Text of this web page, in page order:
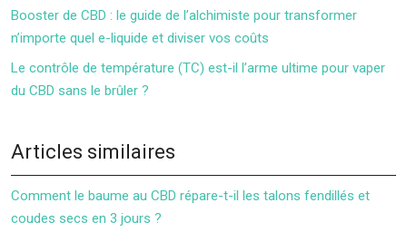
Booster de CBD : le guide de l’alchimiste pour transformer
n’importe quel e-liquide et diviser vos coûts
Le contrôle de température (TC) est-il l’arme ultime pour vaper
du CBD sans le brûler ?
Articles similaires
Comment le baume au CBD répare-t-il les talons fendillés et
coudes secs en 3 jours ?